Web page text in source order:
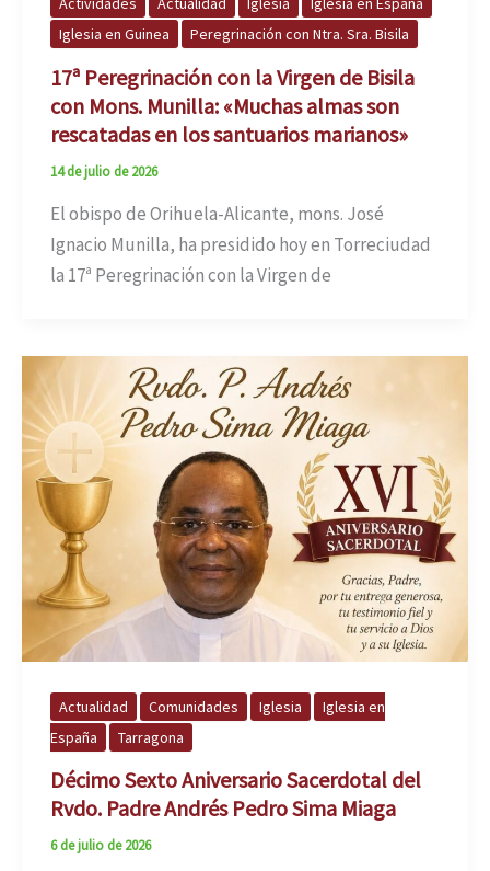
Iglesia en Guinea
Peregrinación con Ntra. Sra. Bisila
17ª Peregrinación con la Virgen de Bisila
con Mons. Munilla: «Muchas almas son
rescatadas en los santuarios marianos»
14 de julio de 2026
El obispo de Orihuela-Alicante, mons. José
Ignacio Munilla, ha presidido hoy en Torreciudad
la 17ª Peregrinación con la Virgen de
Actualidad Comunidades Iglesia
Iglesia en
España
Tarragona
Décimo Sexto Aniversario Sacerdotal del
Rvdo. Padre Andrés Pedro Sima Miaga
6 de julio de 2026